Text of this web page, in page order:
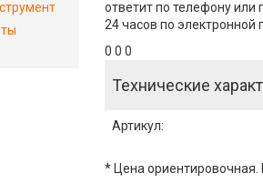
ответит по телефону или
24 часов по электронной
0 0 0
Технические
Артикул:
* Цена ориентировочная.